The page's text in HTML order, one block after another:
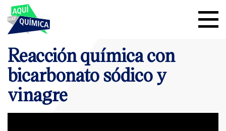
Reacción química con
bicarbonato sódico y
vinagre